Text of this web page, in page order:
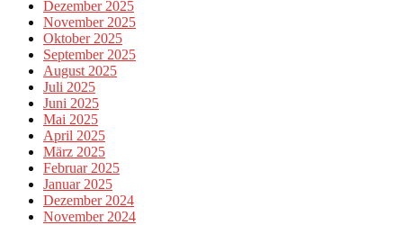
Dezember 2025
November 2025
Oktober 2025
September 2025
August 2025
Juli 2025
Juni 2025
Mai 2025
April 2025
März 2025
Februar 2025
Januar 2025
Dezember 2024
November 2024